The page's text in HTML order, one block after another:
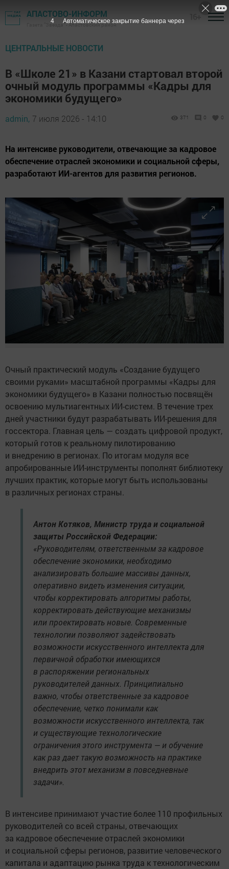
АПАСТОВО-ИНФОРМ
Газета "Звезда" - Апастовский район
ЦЕНТРАЛЬНЫЕ НОВОСТИ
В «Школе 21» в Казани стартовал второй
очный модуль программы «Кадры для
экономики будущего»
admin, 7 июля 2026 - 14:10 371 0 0
На интенсиве руководители, отвечающие за кадровое
обеспечение отраслей экономики и социальной сферы,
разработают ИИ-агентов для развития регионов.
Очный практический модуль «Создание будущего
своими руками» масштабной программы «Кадры для
экономики будущего» в Казани полностью посвящён
освоению мультиагентных ИИ-систем. В течение трех
дней участники будут разрабатывать ИИ-решения для
госсектора. Главная цель — создать цифровой продукт,
который готов к реальному пилотированию
и внедрению в регионах. По итогам модуля все
апробированные ИИ-инструменты пополнят библиотеку
лучших практик, которые могут быть использованы
в различных регионах страны.
Антон Котяков, Министр труда и социальной
защиты Российской Федерации:
«Руководителям, ответственным за кадровое
обеспечение экономики, необходимо
анализировать большие массивы данных,
оперативно видеть изменения ситуации,
чтобы корректировать алгоритмы работы,
корректировать действующие механизмы
или проектировать новые. Современные
технологии позволяют задействовать
возможности искусственного интеллекта для
первичной обработки имеющихся
в распоряжении региональных
руководителей данных. Принципиально
важно, чтобы ответственные за кадровое
обеспечение, четко понимали как
возможности искусственного интеллекта, так
и существующие технологические
ограничения этого инструмента — и обучение
как раз дает такую возможность на практике
внедрить этот механизм в повседневные
задачи».
В интенсиве принимают участие более 110 профильных
руководителей со всей страны, отвечающих
за кадровое обеспечение отраслей экономики
и социальной сферы регионов, развитие человеческого
капитала и адаптацию рынка труда к технологическим
3 Автоматическое закрытие баннера через